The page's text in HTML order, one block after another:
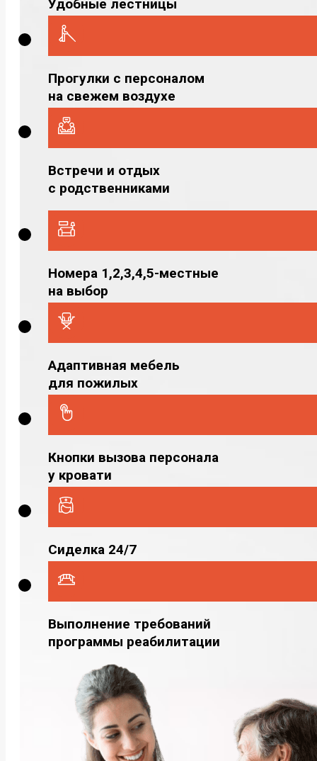
Удобные лестницы
Прогулки с персоналом
на свежем воздухе
Встречи и отдых
с родственниками
Номера 1,2,3,4,5-местные
на выбор
Адаптивная мебель
для пожилых
Кнопки вызова персонала
у кровати
Сиделка 24/7
Выполнение требований
программы реабилитации